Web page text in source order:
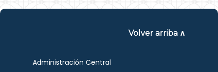
Volver arriba ∧
Administración Central